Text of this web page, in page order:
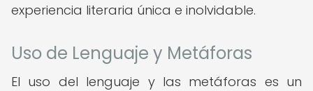
experiencia literaria única e inolvidable.
Uso de Lenguaje y Metáforas
El uso del lenguaje y las metáforas es un